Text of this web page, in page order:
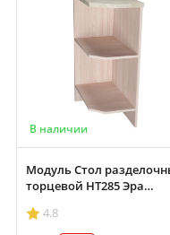
В наличии
Модуль Стол
торцевой НТ285 Эра
4.8